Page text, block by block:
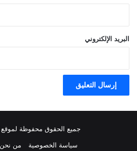
البريد الإلكتروني
جميع الحقوق محفوظة لموقع
سياسة الخصوصية من نحن